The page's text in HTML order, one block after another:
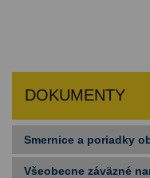
DOKUMENTY
Smernice a poriadky
Všeobecne záväzné